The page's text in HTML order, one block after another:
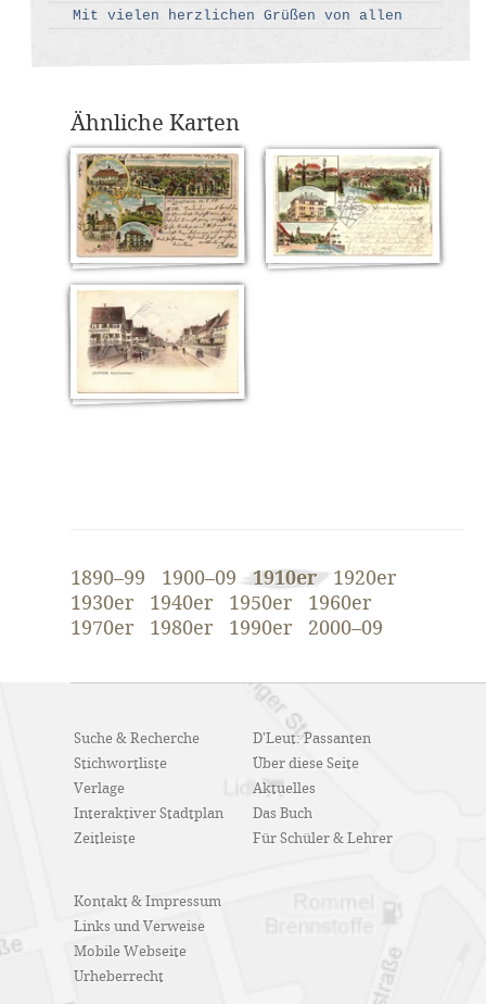
Mit vielen herzlichen Grüßen von allen
Ähnliche Karten
1890–99 1900–09 1910er
1920er
1930er
1940er 1950er
1960er
1970er
1980er 1990er 2000–09
Suche & Recherche
Stichwortliste
Verlage
Interaktiver Stadtplan
Zeitleiste
D'Leut: Passanten
Über diese Seite
Aktuelles
Das Buch
Für Schüler & Lehrer
Kontakt & Impressum
Links und Verweise
Mobile Webseite
Urheberrecht